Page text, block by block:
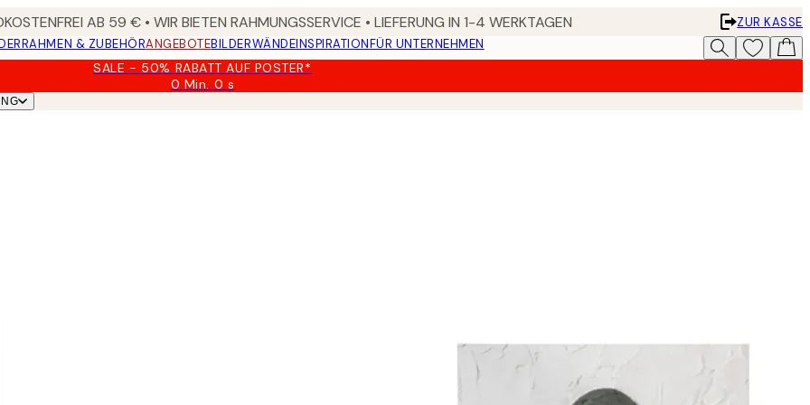
AB 59 € • WIR BIETEN RAHMUNGSSERVICE • LIEFERUNG IN 1-4 WERKTAGEN
ZUR KASSE
RAHMEN & ZUBEHÖRANGEBOTEBILDERWÄNDEINSPIRATIONFÜR UNTERNEHMEN
SALE - 50% RABATT AUF POSTER*
0 Min. 0 s
Gültig